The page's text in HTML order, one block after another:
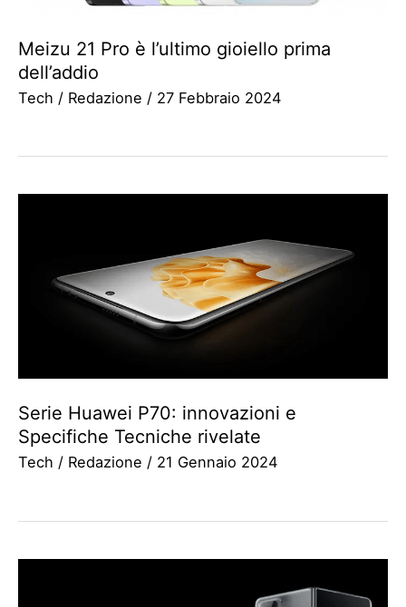
Meizu 21 Pro è l’ultimo gioiello prima
dell’addio
Tech / Redazione / 27 Febbraio 2024
Serie Huawei P70: innovazioni e
Specifiche Tecniche rivelate
Tech / Redazione / 21 Gennaio 2024